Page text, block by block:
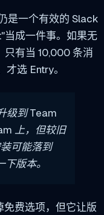
是一个有效的 Slack
成一件事。如果无
只有当 10,000 条消
选 Entry。
级到 Team
上，但较旧
可能落到
版本。
免费选项，但它让版